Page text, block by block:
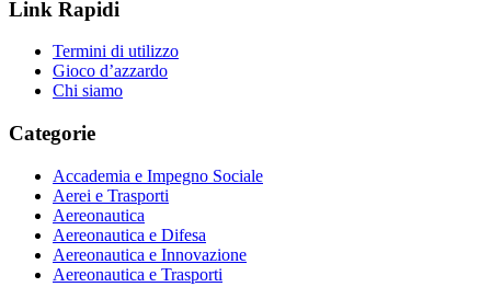
Link Rapidi
Termini di utilizzo
Gioco d’azzardo
Chi siamo
Categorie
Accademia e Impegno Sociale
Aerei e Trasporti
Aereonautica
Aereonautica e Difesa
Aereonautica e Innovazione
Aereonautica e Trasporti